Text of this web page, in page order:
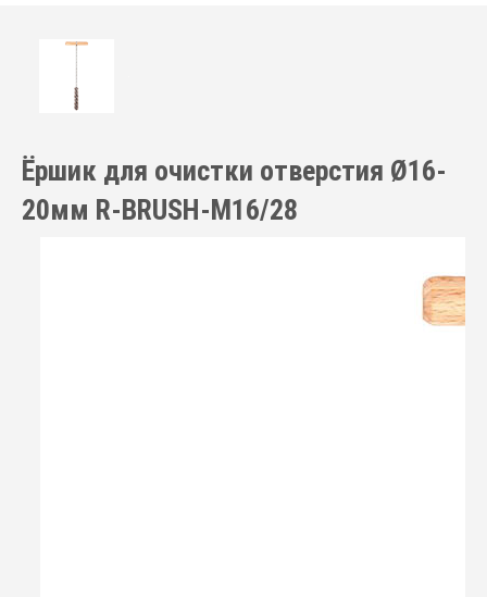
Ёршик для очистки отверстия Ø16-
20мм R-BRUSH-M16/28